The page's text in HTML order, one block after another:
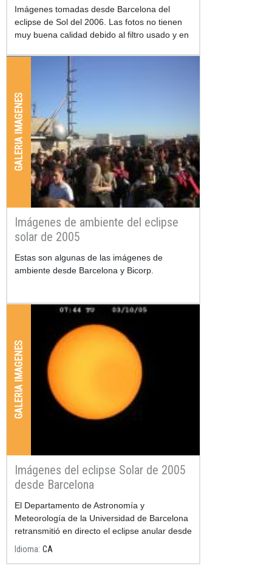
Imágenes tomadas desde Barcelona del
eclipse de Sol del 2006. Las fotos no tienen
muy buena calidad debido al filtro usado y en
GALERIA IMAGENES
Imágenes de ambiente del eclipse
solar de 2005
Estas son algunas de las imágenes de
ambiente desde Barcelona y Bicorp.
GALERIA IMAGENES
Imágenes del eclipse Solar de 2005
desde Barcelona
El Departamento de Astronomía y
Meteorología de la Universidad de Barcelona
retransmitió en directo el eclipse anular desde
Barcelona, en la azotea de la Facultad de
Idioma CA